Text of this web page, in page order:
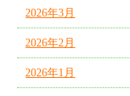
2026年3月
2026年2月
2026年1月